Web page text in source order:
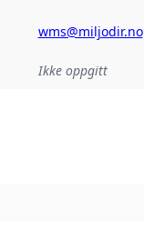
wms@miljodir.no
Ikke oppgitt